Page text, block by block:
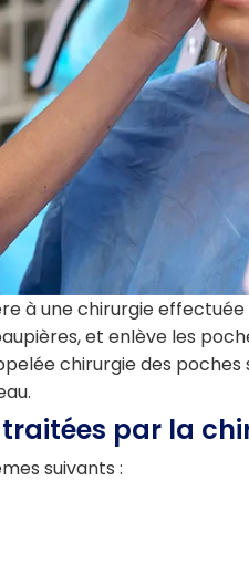
à une chirurgie effectuée
et enlève les
chirurgie des
par la
suivants :